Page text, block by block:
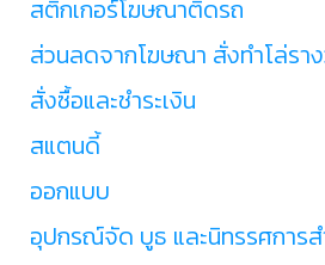
สติ๊กเกอร์โฆษณาติดรถ
ส่วนลดจากโฆษณา สั่งทำโล่รา
สั่งซื้อและชำระเงิน
สแตนดี้
ออกแบบ
อุปกรณ์จัด บูธ และนิทรรศการส